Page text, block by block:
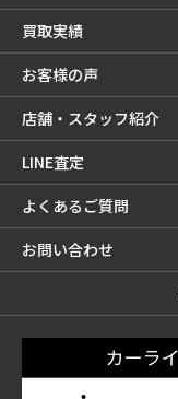
買取実績
お客様の声
店舗・スタッフ紹介
LINE査定
よくあるご質問
お問い合わせ